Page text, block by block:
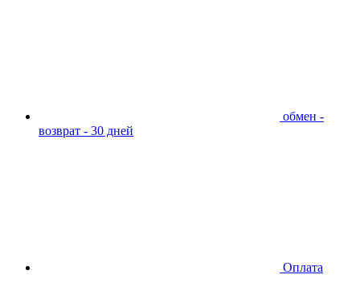
обмен -
возврат - 30 дней
Оплата